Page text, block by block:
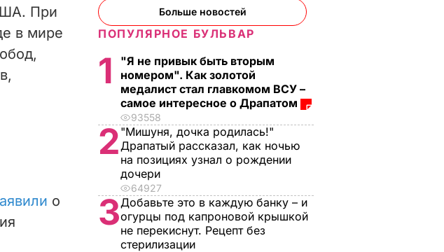
При
в мире
о
Больше новостей
ПОПУЛЯРНОЕ БУЛЬВАР
1
"Я не привык быть вторым
номером". Как золотой
медалист стал главкомом ВСУ –
самое интересное о Драпатом
93558
2 "Мишуня, дочка родилась!"
Драпатый рассказал, как ночью
на позициях узнал о рождении
дочери
64927
3Добавьте это в каждую банку – и
огурцы под капроновой крышкой
не перекиснут. Рецепт без
стерилизации